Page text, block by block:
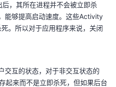
，其所在进程并不会被立即杀
能够提高启动速度。这些Activity
。所以对于应用程序来说，关闭
交互的状态，对于非交互状态的
起来而不是立即杀死，但如果后台